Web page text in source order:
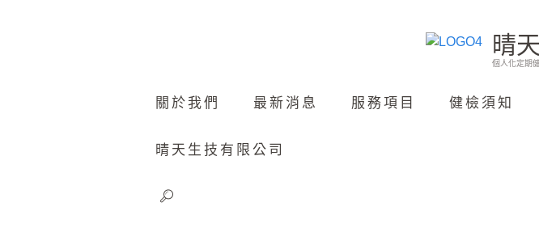
晴
個人化定期
關於我們 最新消息 服務項目 健檢須知
晴天生技有限公司